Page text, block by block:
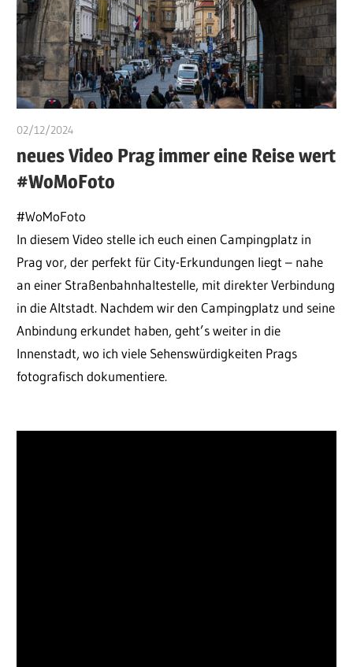
02/12/2024
neues Video Prag immer eine Reise wert
#WoMoFoto
#WoMoFoto
In diesem Video stelle ich euch einen Campingplatz in
Prag vor, der perfekt für City-Erkundungen liegt – nahe
an einer Straßenbahnhaltestelle, mit direkter Verbindung
in die Altstadt. Nachdem wir den Campingplatz und seine
Anbindung erkundet haben, geht’s weiter in die
Innenstadt, wo ich viele Sehenswürdigkeiten Prags
fotografisch dokumentiere.